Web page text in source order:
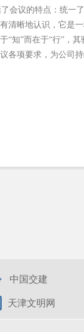
议的特点：统一
清晰地认识，它是
知”而在于“行”，
各项要求，为公司持
中国交建
天津文明网